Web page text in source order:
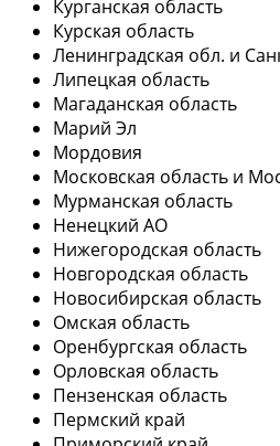
Курганская область
Курская область
Ленинградская обл. и
Липецкая область
Магаданская область
Марий Эл
Мордовия
Московская область и
Мурманская область
Ненецкий АО
Нижегородская область
Новгородская область
Новосибирская область
Омская область
Оренбургская область
Орловская область
Пензенская область
Пермский край